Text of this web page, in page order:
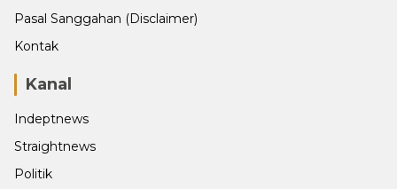
Pasal Sanggahan (Disclaimer)
Kontak
Kanal
Indeptnews
Straightnews
Politik